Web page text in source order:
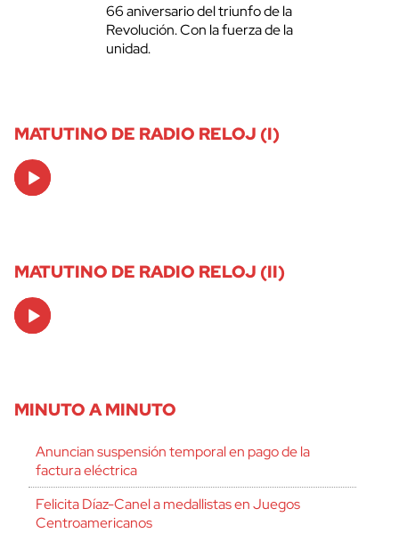
66 aniversario del triunfo de la
Revolución. Con la fuerza de la
unidad.
MATUTINO DE RADIO RELOJ (I)
Audio
Player
MATUTINO DE RADIO RELOJ (II)
Audio
Player
MINUTO A MINUTO
Anuncian suspensión temporal en pago de la
factura eléctrica
Felicita Díaz-Canel a medallistas en Juegos
Centroamericanos